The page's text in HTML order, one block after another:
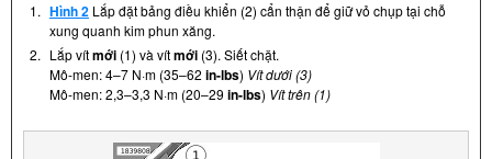
1. Hình 2 Lắp đặt bảng điều khiển (2) cẩn thận để giữ vỏ chụp tại chỗ
xung quanh kim phun xăng.
2. Lắp vítmới (1) và vítmới (3). Siết chặt.
Mô-men: 4–7 N·m (35–62 in-lbs) Vít dưới (3)
Mô-men: 2,3–3,3 N·m (20–29 in-lbs) Vít trên (1)